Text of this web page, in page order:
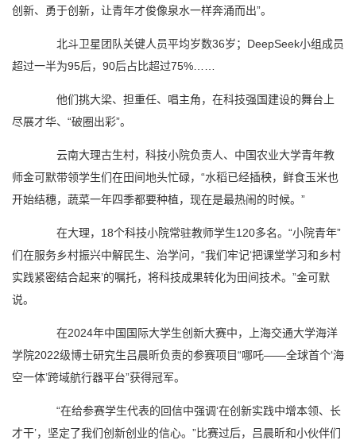
创新、勇于创新，让青年才俊像泉水一样奔涌而出”。
北斗卫星团队关键人员平均岁数36岁；DeepSeek小组成员
超过一半为95后，90后占比超过75%……
他们挑大梁、担重任、唱主角，在科技强国建设的舞台上
尽展才华、“破圈出彩”。
云南大理古生村，科技小院负责人、中国农业大学青年教
师金可默带领学生们在田间地头忙碌，“水稻已经插秧，鲜食玉米也
开始结穗，蔬菜一年四季都要种植，现在是最热闹的时候。”
在大理，18个科技小院常驻教师学生120多名。“小院青年”
们在服务乡村振兴中解民生、治学问，“我们牢记‘把课堂学习和乡村
实践紧密结合起来’的嘱托，将科技成果转化为田间技术。”金可默
说。
在2024年中国国际大学生创新大赛中，上海交通大学海洋
学院2022级博士研究生吕晨昕负责的参赛项目“哪吒——全球首个‘海
空一体’跨域航行器平台”获得冠军。
“在给参赛学生代表的回信中强调‘在创新实践中增本领、长
才干’，坚定了我们创新创业的信心。”比赛过后，吕晨昕和小伙伴们